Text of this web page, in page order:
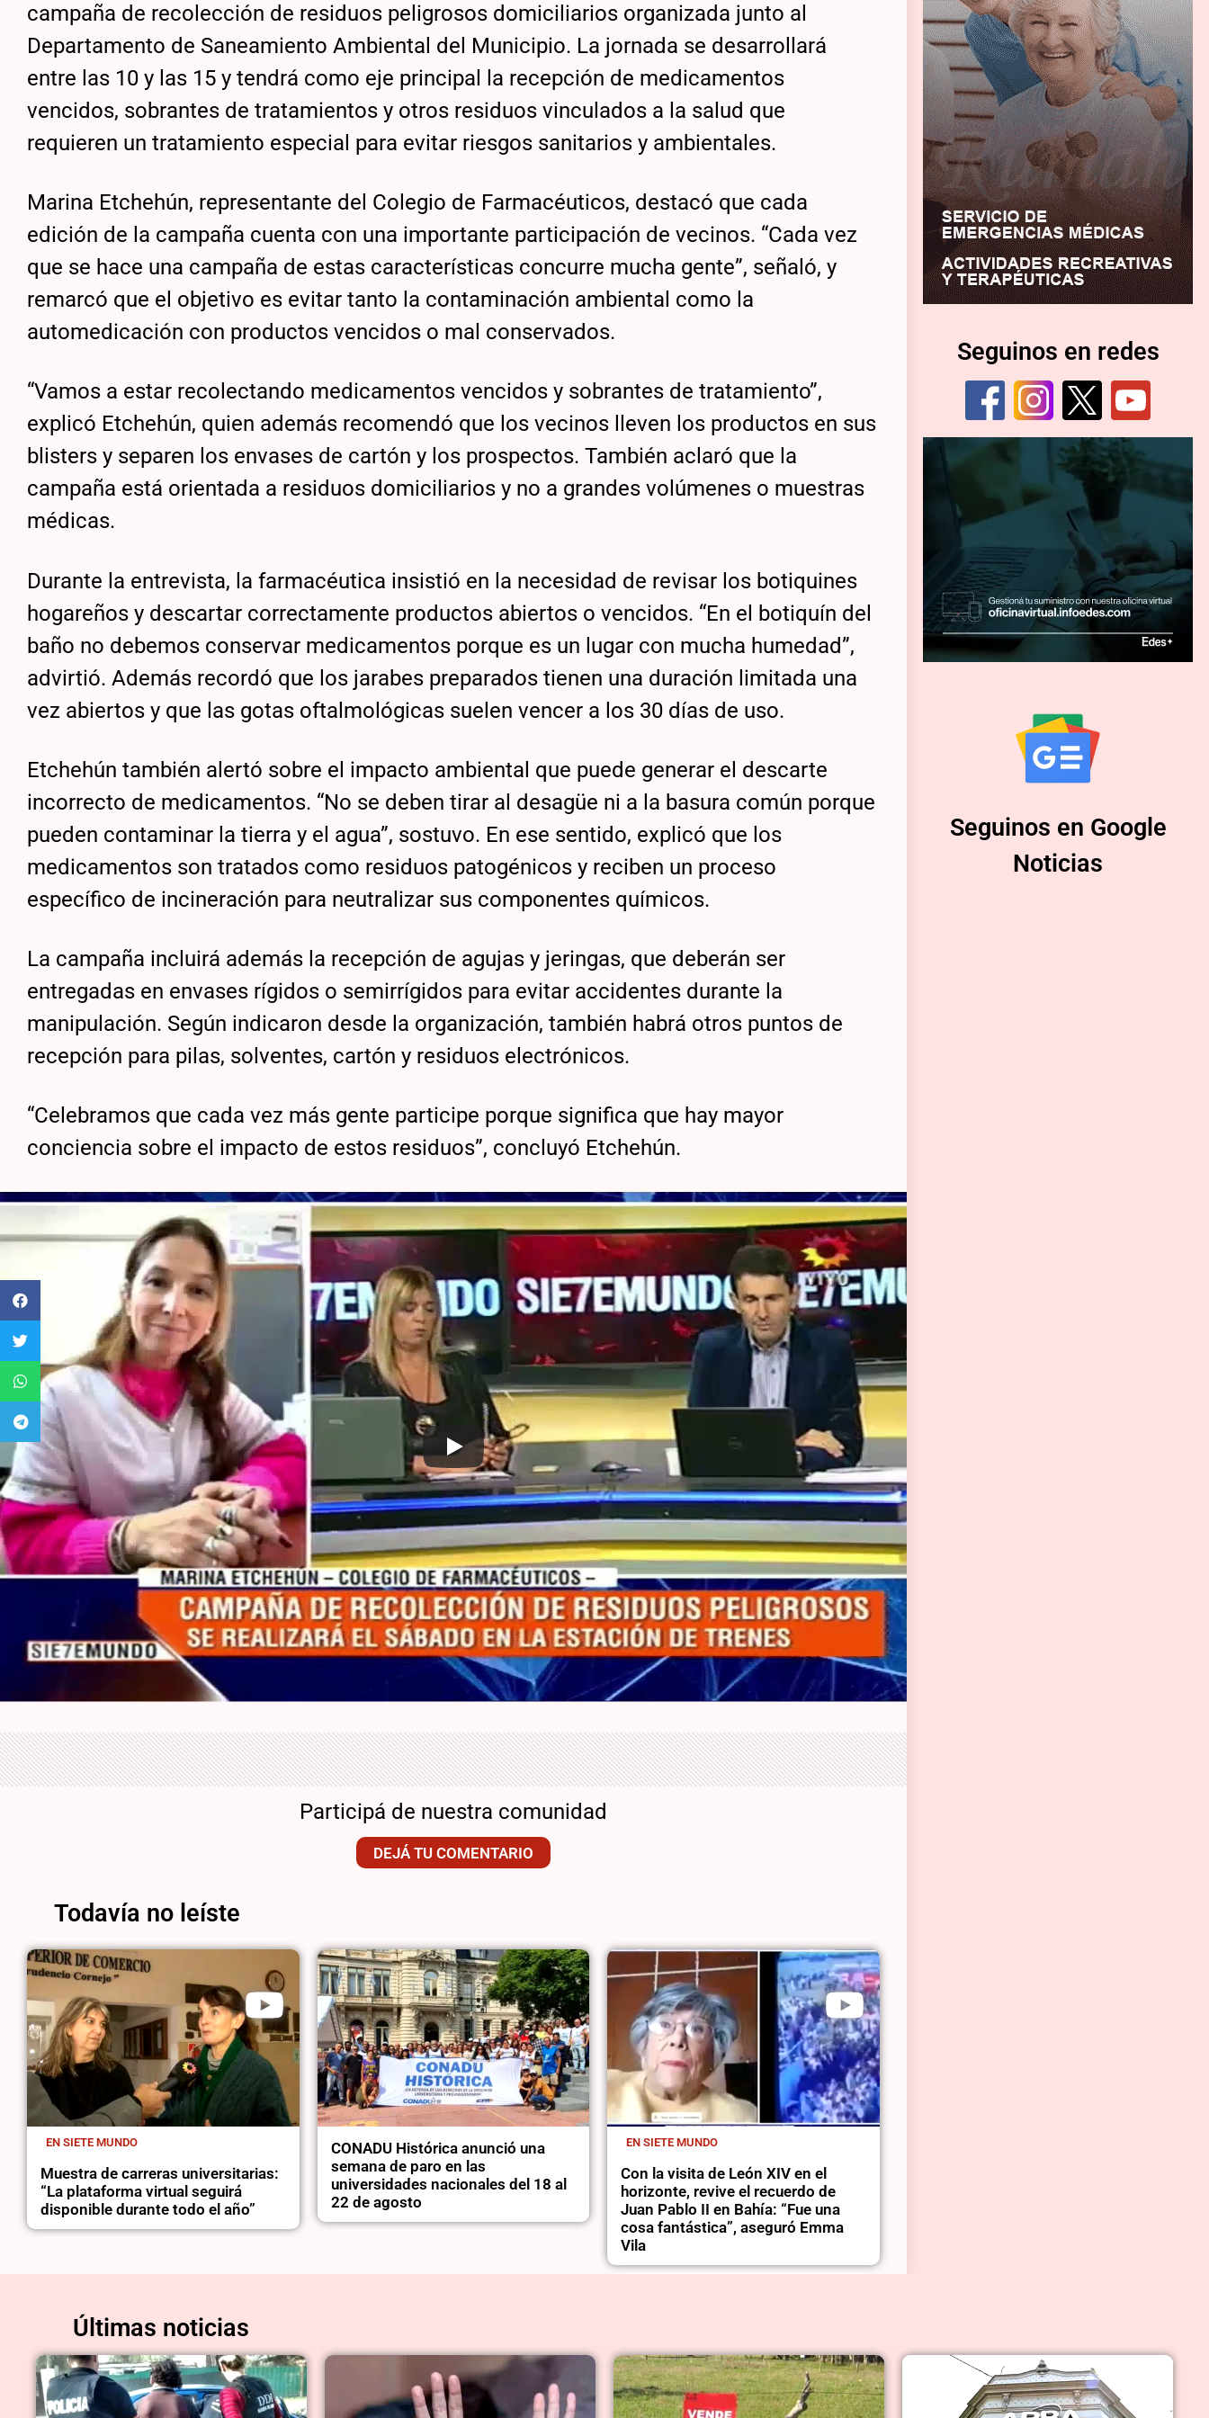
campaña de recolección de residuos peligrosos domiciliarios organizada junto al
Departamento de Saneamiento Ambiental del Municipio. La jornada se desarrollará
entre las 10 y las 15 y tendrá como eje principal la recepción de medicamentos
vencidos, sobrantes de tratamientos y otros residuos vinculados a la salud que
requieren un tratamiento especial para evitar riesgos sanitarios y ambientales.
Marina Etchehún, representante del Colegio de Farmacéuticos, destacó que cada
edición de la campaña cuenta con una importante participación de vecinos. “Cada vez
que se hace una campaña de estas características concurre mucha gente”, señaló, y
remarcó que el objetivo es evitar tanto la contaminación ambiental como la
automedicación con productos vencidos o mal conservados.
“Vamos a estar recolectando medicamentos vencidos y sobrantes de tratamiento”,
explicó Etchehún, quien además recomendó que los vecinos lleven los productos en sus
blisters y separen los envases de cartón y los prospectos. También aclaró que la
campaña está orientada a residuos domiciliarios y no a grandes volúmenes o muestras
médicas.
Durante la entrevista, la farmacéutica insistió en la necesidad de revisar los botiquines
hogareños y descartar correctamente productos abiertos o vencidos. “En el botiquín del
baño no debemos conservar medicamentos porque es un lugar con mucha humedad”,
advirtió. Además recordó que los jarabes preparados tienen una duración limitada una
vez abiertos y que las gotas oftalmológicas suelen vencer a los 30 días de uso.
Etchehún también alertó sobre el impacto ambiental que puede generar el descarte
incorrecto de medicamentos. “No se deben tirar al desagüe ni a la basura común porque
pueden contaminar la tierra y el agua”, sostuvo. En ese sentido, explicó que los
medicamentos son tratados como residuos patogénicos y reciben un proceso
específico de incineración para neutralizar sus componentes químicos.
La campaña incluirá además la recepción de agujas y jeringas, que deberán ser
entregadas en envases rígidos o semirrígidos para evitar accidentes durante la
manipulación. Según indicaron desde la organización, también habrá otros puntos de
recepción para pilas, solventes, cartón y residuos electrónicos.
“Celebramos que cada vez más gente participe porque significa que hay mayor
conciencia sobre el impacto de estos residuos”, concluyó Etchehún.
Participá de nuestra comunidad
DEJÁ TU COMENTARIO
Todavía no leíste
EN SIETE MUNDO
Muestra de carreras universitarias:
“La plataforma virtual seguirá
disponible durante todo el año”
CONADU Histórica anunció una
semana de paro en las
universidades nacionales del 18 al
22 de agosto
EN SIETE MUNDO
Con la visita de León XIV en el
horizonte, revive el recuerdo de
Juan Pablo II en Bahía: “Fue una
cosa fantástica”, aseguró Emma
Vila
Seguinos en redes
Seguinos en Google
Noticias
Últimas noticias